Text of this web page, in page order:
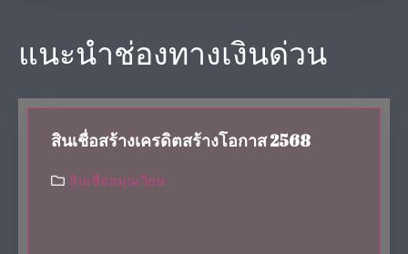
แนะนำช่องทางเงินด่วน
สินเชื่อสร้างเครดิตสร้างโอกาส 2568
สินเชื่อหมุนเวียน